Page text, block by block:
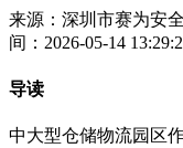
来源：深圳市赛为安
间：2026-05-14
导读
中大型仓储物流园区